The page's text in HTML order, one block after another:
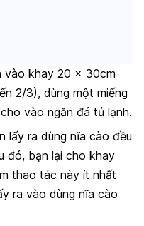
vào khay 20 x 30cm
2/3), dùng một miếng
vào ngăn đá tủ lạnh.
lấy ra dùng nĩa cào đều
đó, bạn lại cho khay
thao tác này ít nhất
ra vào dùng nĩa cào